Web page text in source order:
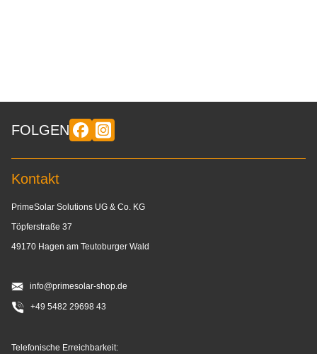
FOLGEN
Kontakt
PrimeSolar Solutions UG & Co. KG
Töpferstraße 37
49170 Hagen am Teutoburger Wald
info@primesolar-shop.de
+49 5482 29698 43
Telefonische Erreichbarkeit: